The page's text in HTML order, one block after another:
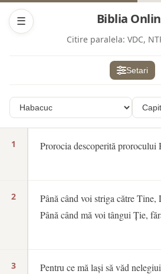
☰ Biblia
Citire paralela: VDC,
Setari
1
2
3
Prorocia descoperită prorocului
Până când voi striga către Tine,
Până când mă voi tângui Ție,
Pentru ce mă lași să văd